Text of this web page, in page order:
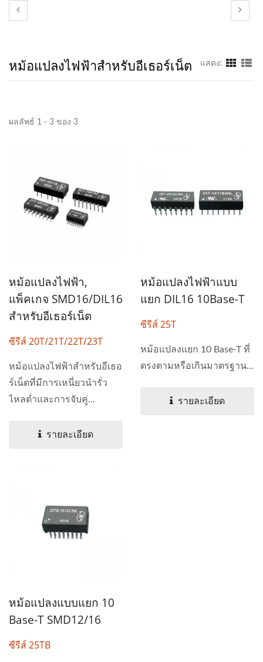
หม้อแปลงไฟฟ้าสำหรับอีเธอร์เน็ต แสดง:
ผลลัพธ์ 1 - 3 ของ 3
หม้อแปลงไฟฟ้า,
แพ็คเกจ SMD16/DIL16
สำหรับอีเธอร์เน็ต
ซีรีส์ 20T/21T/22T/23T
หม้อแปลงไฟฟ้าสำหรับอีเธอ
ร์เน็ตที่มีการเหนี่ยวนำรั่ว
ไหลต่ำและการจับคู่...
รายละเอียด
หม้อแปลงไฟฟ้าแบบ
แยก DIL16 10Base-T
ซีรีส์ 25T
หม้อแปลงแยก 10 Base-T ที่
ตรงตามหรือเกินมาตรฐาน...
รายละเอียด
หม้อแปลงแบบแยก 10
Base-T SMD12/16
ซีรีส์ 25TB